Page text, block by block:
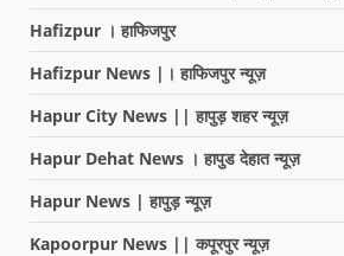
Hafizpur । हाफिजपुर
Hafizpur News |। हाफिजपुर न्यूज़
Hapur City News || हापुड़ शहर न्यूज़
Hapur Dehat News । हापुड देहात न्यूज़
Hapur News | हापुड़ न्यूज़
Kapoorpur News || कपूरपुर न्यूज़